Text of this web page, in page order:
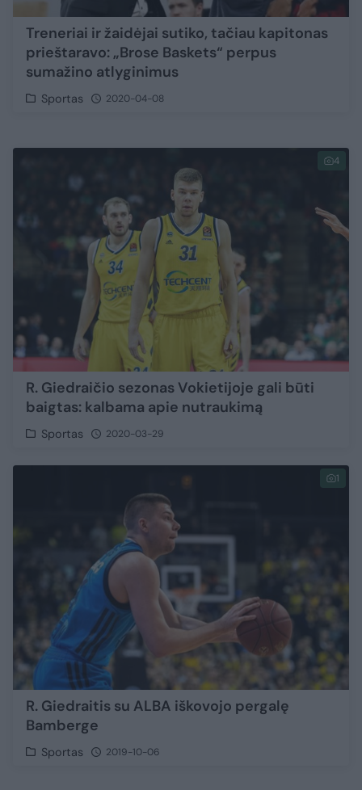
Treneriai ir žaidėjai sutiko, tačiau kapitonas
prieštaravo: „Brose Baskets“ perpus
sumažino atlyginimus
Sportas 2020-04-08
4
R. Giedraičio sezonas Vokietijoje gali būti
baigtas: kalbama apie nutraukimą
Sportas 2020-03-29
1
R. Giedraitis su ALBA iškovojo pergalę
Bamberge
Sportas 2019-10-06